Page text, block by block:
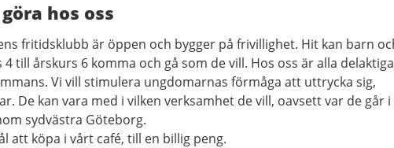
hos oss
fritidsklubb är öppen och bygger på frivillighet. Hit kan barn
till årskurs 6 komma och gå som de vill. Hos oss är alla
Vi vill stimulera ungdomarnas förmåga att uttrycka sig,
De kan vara med i vilken verksamhet de vill, oavsett var de går i
sydvästra Göteborg.
att köpa i vårt café, till en billig peng.